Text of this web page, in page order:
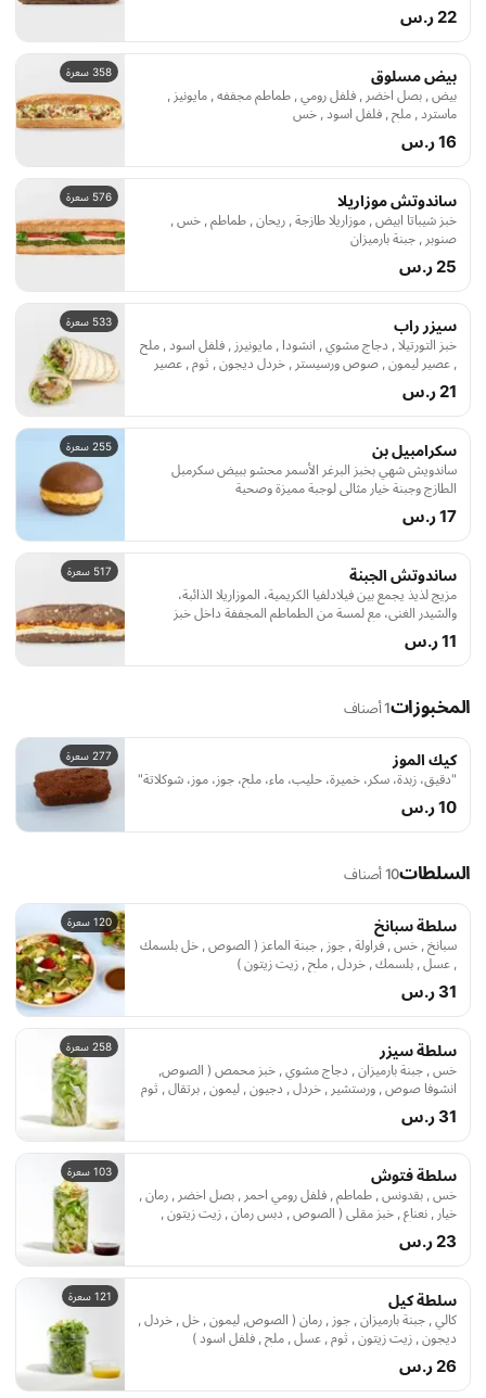
22 ر.س
358 سعرة بيض مسلوق
بيض , بصل اخضر , فلفل رومي , طماطم مجففه , مايونيز ,
ماسترد , ملح , فلفل اسود , خس
16 ر.س
576 سعرة ساندوتش موزاريلا
خبز شيباتا ابيض , موزاريلا طازجة , ريحان , طماطم , خس ,
صنوبر , جبنة بارميزان
25 ر.س
533 سعرة سيزر راب
خبز التورتيلا , دجاج مشوي , انشودا , مايونيرز , فلفل اسود , ملح
, عصير ليمون , صوص ورسيستر , خردل ديجون , ثوم , عصير
برتقال , جبنة بارميزان , خس
21 ر.س
255 سعرة سكرامبيل بن
ساندويش شهي بخبز البرغر الأسمر محشو ببيض سكرمبل
الطازج وجبنة خيار مثالي لوجبة مميزة وصحية
17 ر.س
517 سعرة ساندوتش الجبنة
مزيج لذيذ يجمع بين فيلادلفيا الكريمية، الموزاريلا الذائبة،
والشيدر الغني، مع لمسة من الطماطم المجففة داخل خبز
فرنسي طازج لوجبة مميزة بطعم لا يُنسى
11 ر.س
المخبوزات1 أصناف
277 سعرة كيك الموز
"دقيق، زبدة، سكر، خميرة، حليب، ماء، ملح، جوز، موز، شوكلاتة"
10 ر.س
السلطات10 أصناف
120 سعرة سلطة سبانخ
سبانخ , خس , فراولة , جوز , جبنة الماعز ( الصوص , خل بلسمك
, عسل , بلسمك , خردل , ملح , زيت زيتون )
31 ر.س
258 سعرة سلطة سيزر
خس , جبنة بارميزان , دجاج مشوي , خبز محمص ( الصوص,
انشوفا صوص , ورستشير , خردل , دجيون , ليمون , برتقال , ثوم
, ماينيز , ملح , فلفل اسود)
31 ر.س
103 سعرة سلطة فتوش
خس , بقدونس , طماطم , فلفل رومي احمر , بصل اخضر , رمان ,
خيار , نعناع , خبز مقلي ( الصوص , دبس رمان , زيت زيتون ,
سماق , ليمون , ملح )
23 ر.س
121 سعرة سلطة كيل
كالي , جبنة بارميزان , جوز , رمان ( الصوص, ليمون , خل , خردل ,
ديجون , زيت زيتون , ثوم , عسل , ملح , فلفل اسود )
26 ر.س